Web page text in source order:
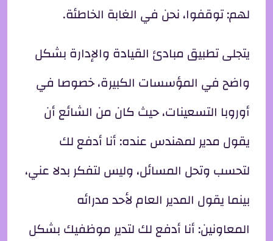
لهم: توقفوا، نحن في الغابة الخاطئة.
يتجلى تطبيق مبادئ القيادة والإدارة بشكل
واضح في المؤسسات الكبيرة، خصوصا في
أوروبا التسعينات، حيث كان من الشائع أن
يقول مدير لمهندس عنده: أنا أدفع لك
لتحسب وتحل المسائل، وليس لتفكر بدلا عني،
بينما يقول المدير العام لأحد مدرائه
المعاونين: أنا أدفع لك لتدير موظفيك بشكل